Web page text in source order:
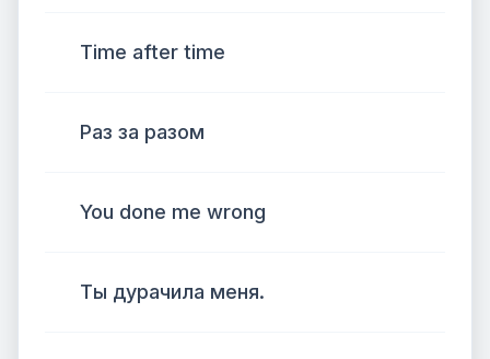
Time after time
Раз за разом
You done me wrong
Ты дурачила меня.